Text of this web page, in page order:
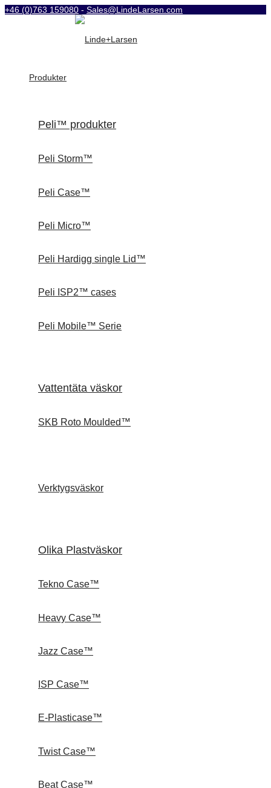
+46 (0)763 159080 - Sales@LindeLarsen.com
Produkter
Peli™ produkter
Peli Storm™
Peli Case™
Peli Micro™
Peli Hardigg single Lid™
Peli ISP2™ cases
Peli Mobile™ Serie
Vattentäta väskor
SKB Roto Moulded™
Verktygsväskor
Olika Plastväskor
Tekno Case™
Heavy Case™
Jazz Case™
ISP Case™
E-Plasticase™
Twist Case™
Beat Case™